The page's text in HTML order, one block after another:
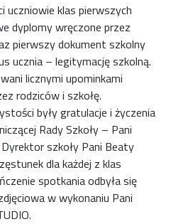
klas pierwszych
dyplomy wręczone przez
pierwszy dokument szkolny
ucznia – legitymację szkolną.
licznymi upominkami
rodziców i szkołę.
były gratulacje i życzenia
Rady Szkoły – Pani
szkoły Pani Beaty
dla każdej z klas
spotkania odbyła się
w wykonaniu Pani